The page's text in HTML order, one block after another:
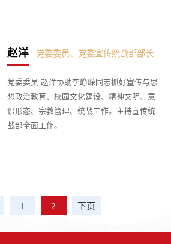
赵洋 党委委员、党委宣传统战部部长
党委委员 赵洋协助李峥嵘同志抓好宣传与思
想政治教育、校园文化建设、精神文明、意
识形态、宗教管理、统战工作。主持宣传统
战部全面工作。
1 2 下页